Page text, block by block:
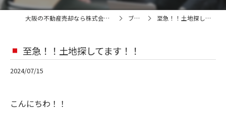
大阪の不動産売却なら株式会社JDスクエア ブログ 至急！！土地探してます！！
至急！！土地探してます！！
2024/07/15
こんにちわ！！